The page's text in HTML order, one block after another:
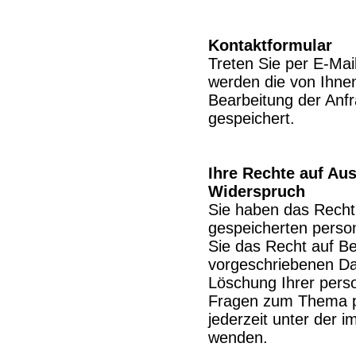
Kontaktformular
Treten Sie per E-
werden die von
Bearbeitung der
gespeichert.
Ihre Rechte auf
Widerspruch
Sie haben das
gespeicherten
Sie das Recht auf
vorgeschriebenen
Löschung Ihrer
Fragen zum Thema
jederzeit unter der
wenden.